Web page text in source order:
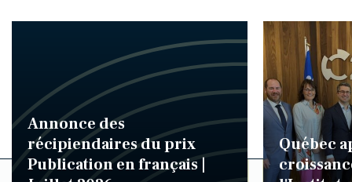
Annonce des
récipiendaires du prix
Publication en français |
Québec